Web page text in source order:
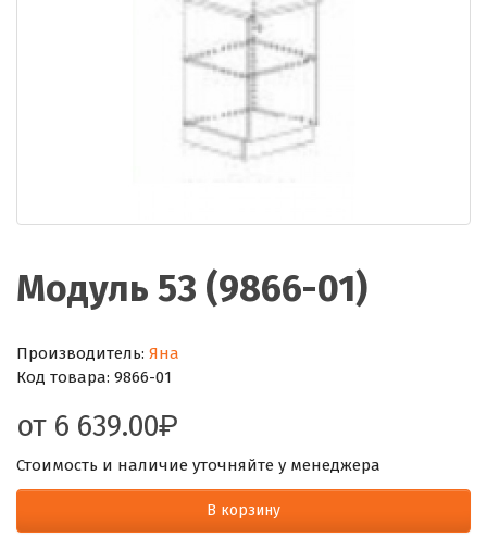
Модуль 53 (9866-01)
Производитель: Яна
Код товара: 9866-01
от 6 639.00
Стоимость и наличие уточняйте у менеджера
В корзину